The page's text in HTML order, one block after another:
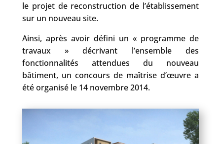
le projet de reconstruction de l’établissement
sur un nouveau site.
Ainsi, après avoir défini un « programme de
travaux » décrivant l’ensemble des
fonctionnalités attendues du nouveau
bâtiment, un concours de maîtrise d’œuvre a
été organisé le 14 novembre 2014.